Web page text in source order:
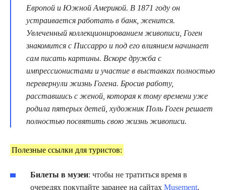
Европой и Южной Америкой. В 1871 году он
устраивается работать в банк, женится.
Увлеченный коллекционированием живописи, Гоген
знакомится с Писсарро и под его влиянием начинает
сам писать картины. Вскоре дружба с
импрессионистами и участие в выставках полностью
перевернули жизнь Гогена. Бросив работу,
расставшись с женой, которая к тому времени уже
родила пятерых детей, художник Поль Гоген решает
полностью посвятить свою жизнь живописи.
Полезные ссылки для туристов:
Билеты в музеи: чтобы не тратиться время в
очередях покупайте заранее на сайтах Musement,